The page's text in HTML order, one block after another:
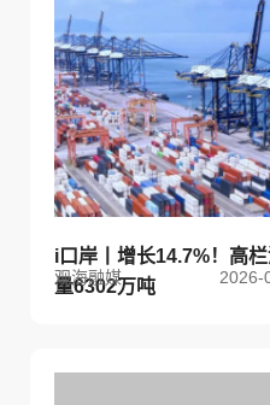
i口岸丨增长14.7%！高
量6302万吨
观海融媒 2026-